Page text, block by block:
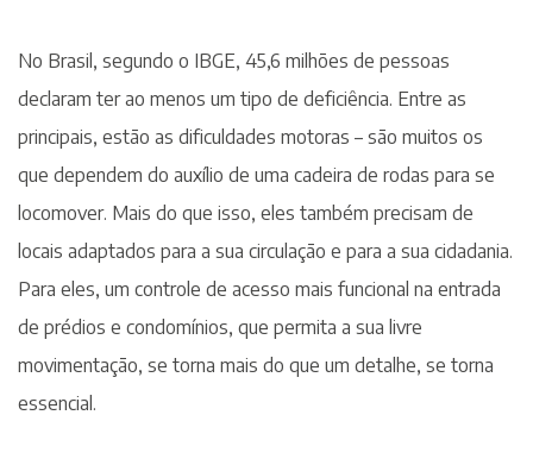
No Brasil, segundo o IBGE, 45,6 milhões de pessoas
declaram ter ao menos um tipo de deficiência. Entre as
principais, estão as dificuldades motoras – são muitos os
que dependem do auxílio de uma cadeira de rodas para se
locomover. Mais do que isso, eles também precisam de
locais adaptados para a sua circulação e para a sua cidadania.
Para eles, um controle de acesso mais funcional na entrada
de prédios e condomínios, que permita a sua livre
movimentação, se torna mais do que um detalhe, se torna
essencial.